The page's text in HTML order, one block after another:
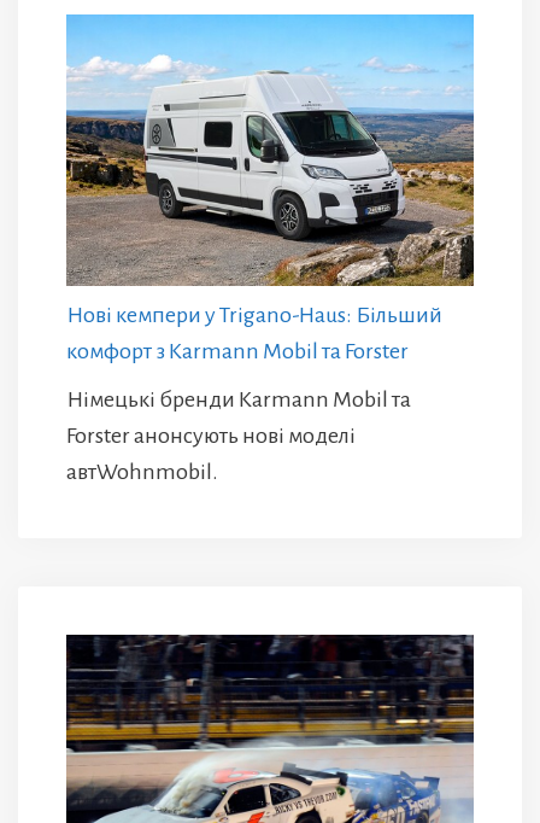
Нові кемпери у Trigano-Haus: Більший
комфорт з Karmann Mobil та Forster
Німецькі бренди Karmann Mobil та
Forster анонсують нові моделі
автWohnmobil.